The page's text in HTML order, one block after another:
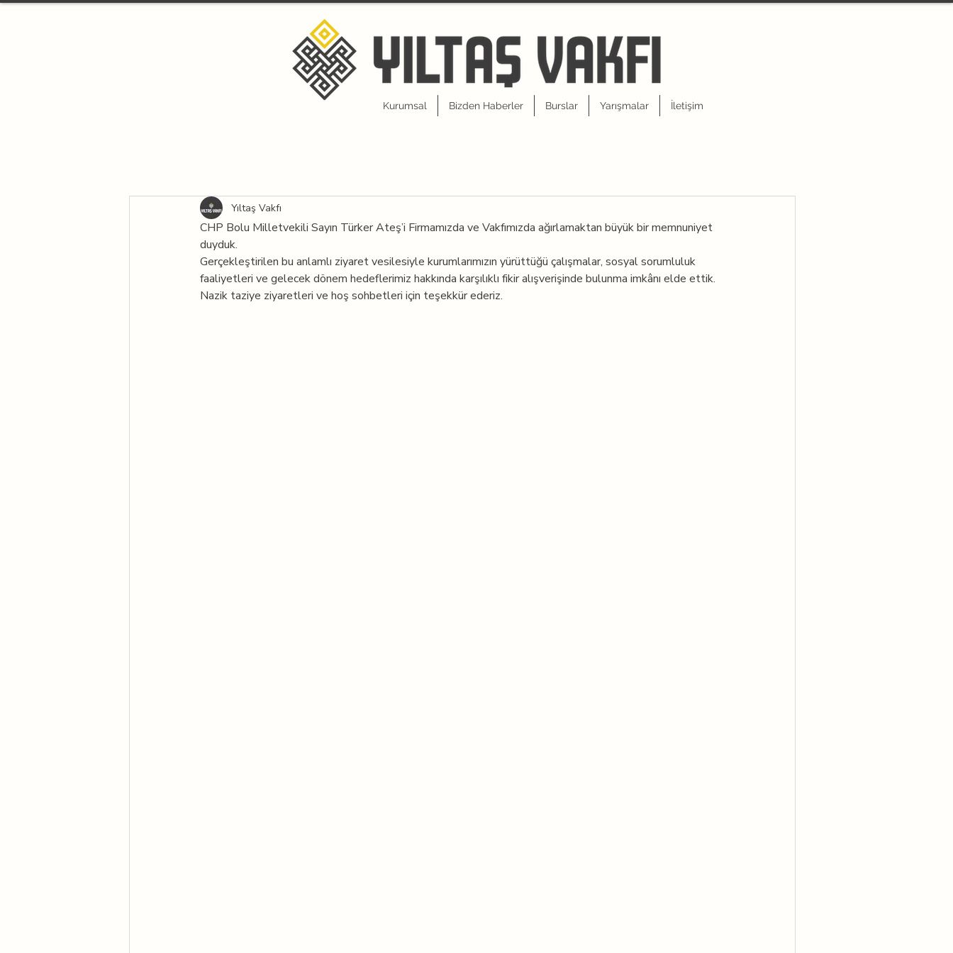
Kurumsal Bizden Haberler Burslar Yarışmalar İletişim
Yıltaş Vakfı
CHP Bolu Milletvekili Sayın Türker Ateş’i Firmamızda ve Vakfımızda ağırlamaktan büyük bir memnuniyet
duyduk.
Gerçekleştirilen bu anlamlı ziyaret vesilesiyle kurumlarımızın yürüttüğü çalışmalar, sosyal sorumluluk
faaliyetleri ve gelecek dönem hedeflerimiz hakkında karşılıklı fikir alışverişinde bulunma imkânı elde ettik.
Nazik taziye ziyaretleri ve hoş sohbetleri için teşekkür ederiz.